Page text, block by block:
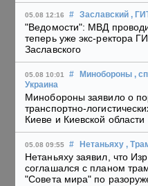
05.08 12:16 # Заславский ,
"Ведомости": МВД
теперь уже экс-ректора
Заславского
05.08 10:01 # Минобороны ,
Украина
Минобороны заявило о
транспортно-
Киеве и Киевской области
05.08 09:55 # Нетаньяху ,
Нетаньяху заявил, что
соглашался с планом
"Совета мира" по